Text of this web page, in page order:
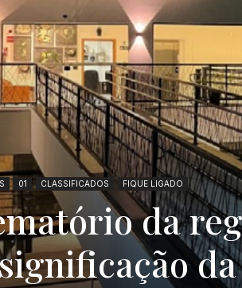
01 CLASSIFICADOS FIQUE LIGADO
da